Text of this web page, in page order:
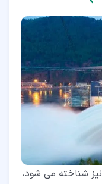
نیز شناخته می شود،